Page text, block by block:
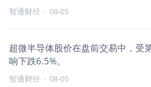
智通财经 · 08-05
超微半导体股价在盘前交易中，受
响下跌6.5%。
智通财经 · 08-05